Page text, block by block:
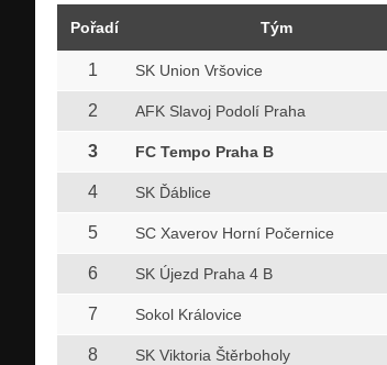
Pořadí Tým
1 SK Union Vršovice
2 AFK Slavoj Podolí Praha
3 FC Tempo Praha B
4 SK Ďáblice
5 SC Xaverov Horní Počernice
6 SK Újezd Praha 4 B
7 Sokol Královice
8 SK Viktoria Štěrboholy